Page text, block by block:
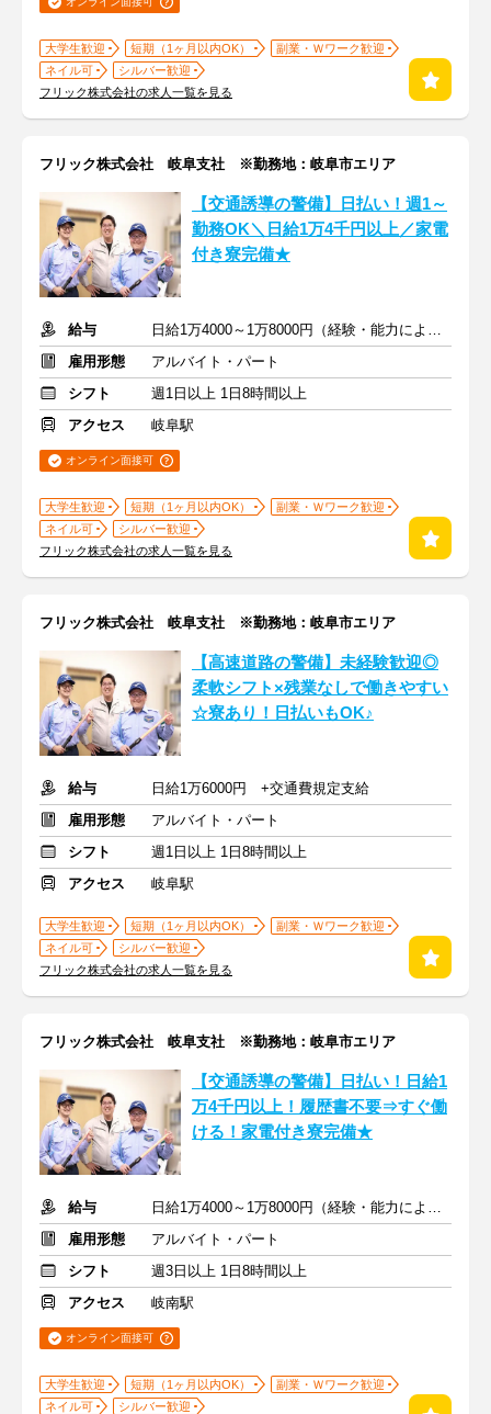
大学生歓迎 短期（1ヶ月以内OK）
副業・Ｗワーク歓迎
ネイル可
シルバー歓迎
フリック株式会社の求人一覧を見る
フリック株式会社 岐阜支社 ※勤務地：岐阜市エリア
【交通誘導の警備】日払い！週1～
勤務OK＼日給1万4千円以上／家電
付き寮完備★
給与
日給1万4000～1万8000円（経験・能力による）
雇用形態
アルバイト・パート
シフト
週1日以上 1日8時間以上
アクセス
岐阜駅
オンライン面接可
大学生歓迎 短期（1ヶ月以内OK）
副業・Ｗワーク歓迎
ネイル可
シルバー歓迎
フリック株式会社の求人一覧を見る
フリック株式会社 岐阜支社 ※勤務地：岐阜市エリア
【高速道路の警備】未経験歓迎◎
柔軟シフト×残業なしで働きやすい
☆寮あり！日払いもOK♪
給与
日給1万6000円 +交通費規定支給
雇用形態
アルバイト・パート
シフト
週1日以上 1日8時間以上
アクセス
岐阜駅
大学生歓迎 短期（1ヶ月以内OK）
副業・Ｗワーク歓迎
ネイル可
シルバー歓迎
フリック株式会社の求人一覧を見る
フリック株式会社 岐阜支社 ※勤務地：岐阜市エリア
【交通誘導の警備】日払い！日給1
万4千円以上！履歴書不要⇒すぐ働
ける！家電付き寮完備★
給与
日給1万4000～1万8000円（経験・能力による）
雇用形態
アルバイト・パート
シフト
週3日以上 1日8時間以上
アクセス
岐南駅
オンライン面接可
大学生歓迎 短期（1ヶ月以内OK）
副業・Ｗワーク歓迎
ネイル可
シルバー歓迎